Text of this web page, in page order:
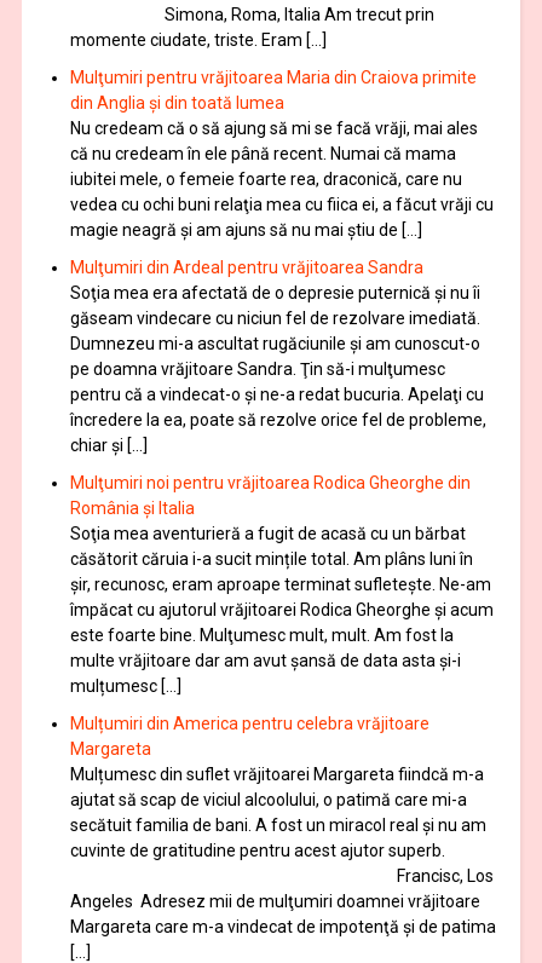
Simona, Roma, Italia Am trecut prin
momente ciudate, triste. Eram […]
Mulţumiri pentru vrăjitoarea Maria din Craiova primite
din Anglia și din toată lumea
Nu credeam că o să ajung să mi se facă vrăji, mai ales
că nu credeam în ele până recent. Numai că mama
iubitei mele, o femeie foarte rea, draconică, care nu
vedea cu ochi buni relaţia mea cu fiica ei, a făcut vrăji cu
magie neagră şi am ajuns să nu mai ştiu de […]
Mulţumiri din Ardeal pentru vrăjitoarea Sandra
Soţia mea era afectată de o depresie puternică şi nu îi
găseam vindecare cu niciun fel de rezolvare imediată.
Dumnezeu mi-a ascultat rugăciunile şi am cunoscut-o
pe doamna vrăjitoare Sandra. Ţin să-i mulţumesc
pentru că a vindecat-o şi ne-a redat bucuria. Apelaţi cu
încredere la ea, poate să rezolve orice fel de probleme,
chiar şi […]
Mulţumiri noi pentru vrăjitoarea Rodica Gheorghe din
România și Italia
Soţia mea aventurieră a fugit de acasă cu un bărbat
căsătorit căruia i-a sucit mințile total. Am plâns luni în
șir, recunosc, eram aproape terminat sufletește. Ne-am
împăcat cu ajutorul vrăjitoarei Rodica Gheorghe şi acum
este foarte bine. Mulţumesc mult, mult. Am fost la
multe vrăjitoare dar am avut șansă de data asta și-i
mulțumesc […]
Mulțumiri din America pentru celebra vrăjitoare
Margareta
Mulțumesc din suflet vrăjitoarei Margareta fiindcă m-a
ajutat să scap de viciul alcoolului, o patimă care mi-a
secătuit familia de bani. A fost un miracol real și nu am
cuvinte de gratitudine pentru acest ajutor superb.
Francisc, Los
Angeles Adresez mii de mulţumiri doamnei vrăjitoare
Margareta care m-a vindecat de impotenţă şi de patima
[…]